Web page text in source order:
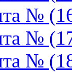
№
№
№